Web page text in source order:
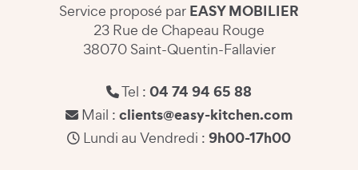
Service proposé par EASY MOBILIER
23 Rue de Chapeau Rouge
38070 Saint-Quentin-Fallavier
Tel : 04 74 94 65 88
Mail : clients@easy-kitchen.com
Lundi au Vendredi : 9h00-17h00